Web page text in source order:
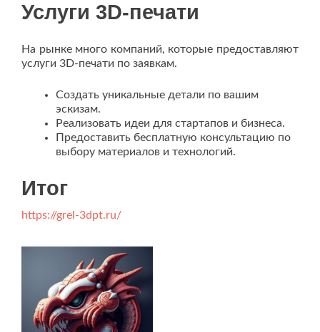
Услуги 3D-печати
На рынке много компаний, которые предоставляют
услуги 3D-печати по заявкам.
Создать уникальные детали по вашим
эскизам.
Реализовать идеи для стартапов и бизнеса.
Предоставить бесплатную консультацию по
выбору материалов и технологий.
Итог
https://grel-3dpt.ru/